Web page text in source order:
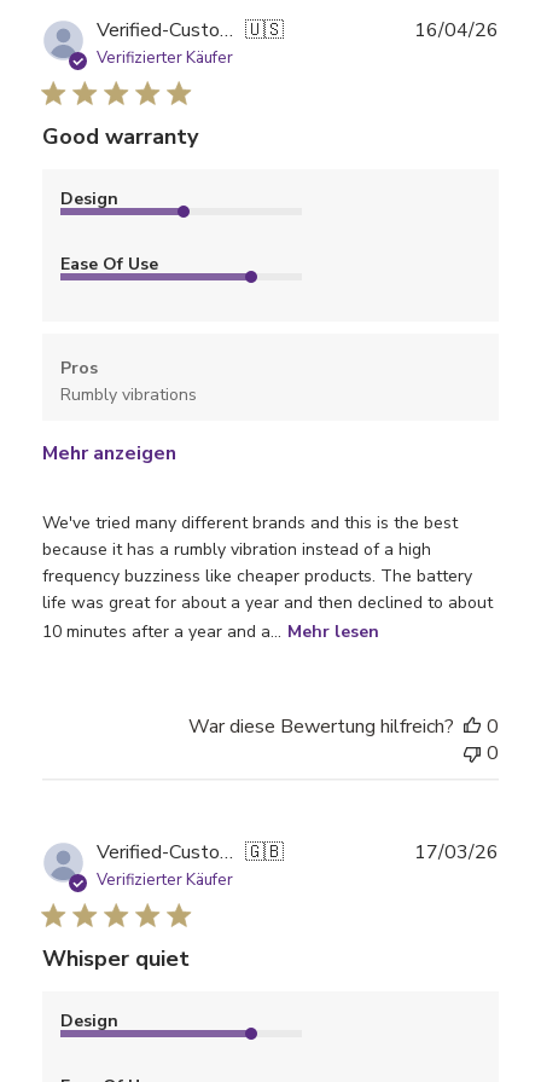
Verified-Customer 🇺🇸
Verifizierter Käufer
Good warranty
We've tried many different brands and this is the best
because it has a rumbly vibration instead of a high
frequency buzziness like cheaper products. The battery
life was great for about a year and then declined to about
10 minutes after a year and a... Mehr lesen
Design
Ease Of Use
Pros
Rumbly vibrations
Mehr anzeigen
16/04/26
War diese Bewertung hilfreich?
0
0
Verified-Customer 🇬🇧
Verifizierter Käufer
Whisper quiet
Design
17/03/26